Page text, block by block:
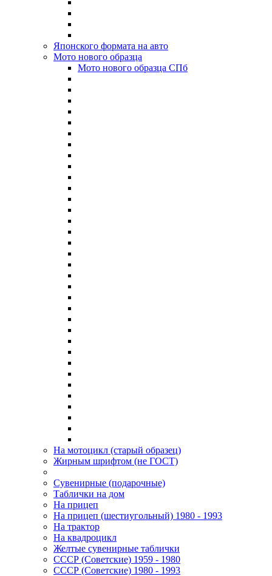
Японского формата на авто
Мото нового образца
Мото нового образца СПб
На мотоцикл (старый образец)
Жирным шрифтом (не ГОСТ)
Сувенирные (подарочные)
Таблички на дом
На прицеп
На прицеп (шестиугольный) 1980 - 1993
На трактор
На квадроцикл
Желтые сувенирные таблички
СССР (Советские) 1959 - 1980
СССР (Советские) 1980 - 1993